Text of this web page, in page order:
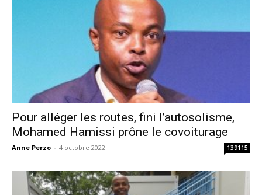
Pour alléger les routes, fini l’autosolisme,
Mohamed Hamissi prône le covoiturage
Anne Perzo - 4 octobre 2022 139115